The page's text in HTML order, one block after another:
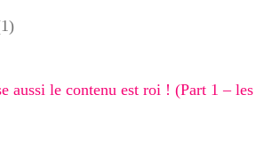
aussi le contenu est roi ! (Part 1 – les